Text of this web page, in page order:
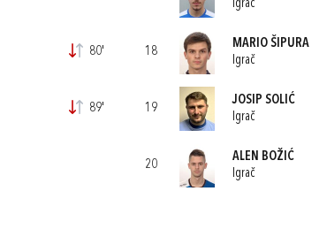
80'
89'
Igrač
18
MARIO ŠIPURA
Igrač
19
JOSIP SOLIĆ
Igrač
20
ALEN BOŽIĆ
Igrač